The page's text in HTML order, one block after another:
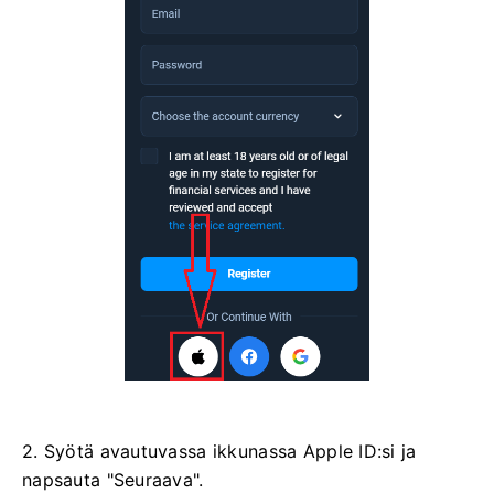
2. Syötä avautuvassa ikkunassa Apple ID:si ja
napsauta "Seuraava".